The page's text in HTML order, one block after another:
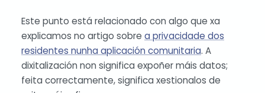
Este punto está relacionado con algo que xa
explicamos no artigo sobre a privacidade dos
residentes nunha aplicación comunitaria. A
dixitalización non significa expoñer máis datos;
feita correctamente, significa xestionalos de